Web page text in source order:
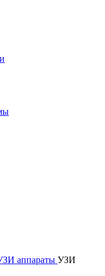
аппараты УЗИ